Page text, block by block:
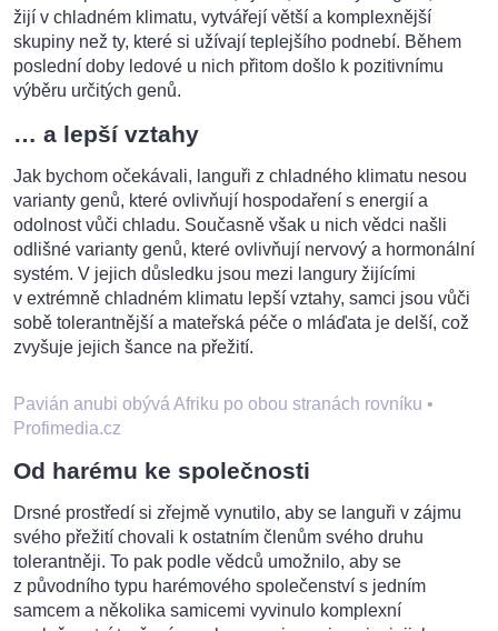
žijí v chladném klimatu, vytvářejí větší a komplexnější
skupiny než ty, které si užívají teplejšího podnebí. Během
poslední doby ledové u nich přitom došlo k pozitivnímu
výběru určitých genů.
… a lepší vztahy
Jak bychom očekávali, languři z chladného klimatu nesou
varianty genů, které ovlivňují hospodaření s energií a
odolnost vůči chladu. Současně však u nich vědci našli
odlišné varianty genů, které ovlivňují nervový a hormonální
systém. V jejich důsledku jsou mezi langury žijícími
v extrémně chladném klimatu lepší vztahy, samci jsou vůči
sobě tolerantnější a mateřská péče o mláďata je delší, což
zvyšuje jejich šance na přežití.
Pavián anubi obývá Afriku po obou stranách rovníku •
Profimedia.cz
Od harému ke společnosti
Drsné prostředí si zřejmě vynutilo, aby se languři v zájmu
svého přežití chovali k ostatním členům svého druhu
tolerantněji. To pak podle vědců umožnilo, aby se
z původního typu harémového společenství s jedním
samcem a několika samicemi vyvinulo komplexní